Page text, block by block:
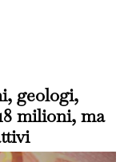
geologi,
milioni, ma